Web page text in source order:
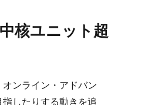
ンライン・アドバン
したりする動きを追